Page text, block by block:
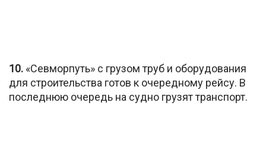
10. «Севморпуть» с грузом труб и оборудования
для строительства готов к очередному рейсу. В
последнюю очередь на судно грузят транспорт.